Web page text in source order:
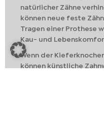
natürlicher Zähne
können neue feste
Tragen einer Prothese
Kau- und
Wenn der
können künstliche